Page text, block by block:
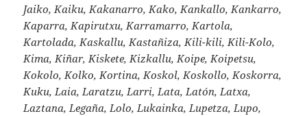
Jaiko, Kaiku, Kakanarro, Kako, Kankallo, Kankarro,
Kaparra, Kapirutxu, Karramarro, Kartola,
Kartolada, Kaskallu, Kastañiza, Kili-kili, Kili-Kolo,
Kima, Kiñar, Kiskete, Kizkallu, Koipe, Koipetsu,
Kokolo, Kolko, Kortina, Koskol, Koskollo, Koskorra,
Kuku, Laia, Laratzu, Larri, Lata, Latón, Latxa,
Laztana, Legaña, Lolo, Lukainka, Lupetza, Lupo,